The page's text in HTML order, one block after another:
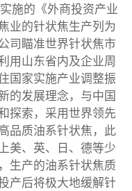
施的《外商投资产业
业的针状焦生产列为
司瞄准世界针状焦市
用山东省内及企业周
国家实施产业调整振
的发展理念，与中国
探索，采用世界领先
品质油系针状焦，此
美、英、日、德等少
生产的油系针状焦质
产后将极大地缓解针